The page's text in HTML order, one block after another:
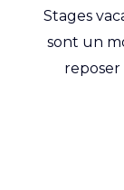
Stages
sont un
reposer